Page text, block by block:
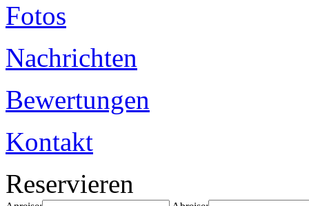
Fotos
Nachrichten
Bewertungen
Kontakt
Reservieren